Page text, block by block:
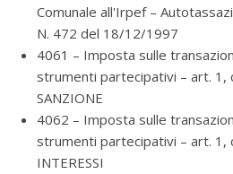
Comunale all'Irpef –
N. 472 del 18/12/1997
4061 – Imposta sulle
strumenti partecipativi – art. 1,
SANZIONE
4062 – Imposta sulle
strumenti partecipativi – art. 1,
INTERESSI